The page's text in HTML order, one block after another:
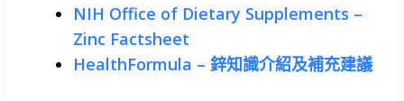
NIH Office of Dietary Supplements –
Zinc Factsheet
HealthFormula – 鋅知識介紹及補充建議